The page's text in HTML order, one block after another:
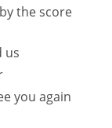
the score
us
you again